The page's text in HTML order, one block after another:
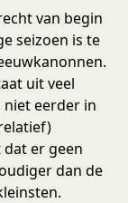
van begin
seizoen is te
uit veel
niet eerder in
er geen
dan de